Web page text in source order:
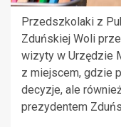
Przedszkolaki z
Zduńskiej Woli
wizyty w Urzędzie
z miejscem, gdzie
decyzje, ale
prezydentem